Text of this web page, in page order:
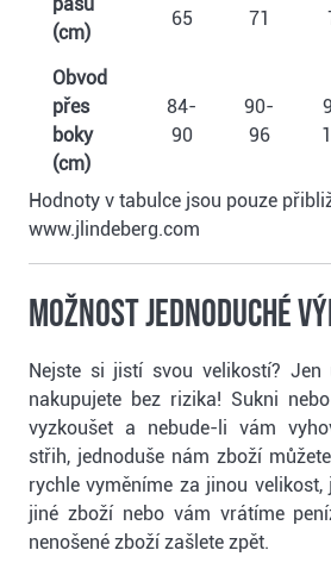
(cm)
65
71
Obvod
přes
boky
(cm)
84-
90
90-
96
Hodnoty v tabulce jsou pouze
www.jlindeberg.com
Možnost jednoduché
Nejste si jistí svou velikostí?
nakupujete bez rizika! Sukni
vyzkoušet a nebude-li vám
střih, jednoduše nám zboží
rychle vyměníme za jinou
jiné zboží nebo vám vrátíme
nenošené zboží zašlete zpět.